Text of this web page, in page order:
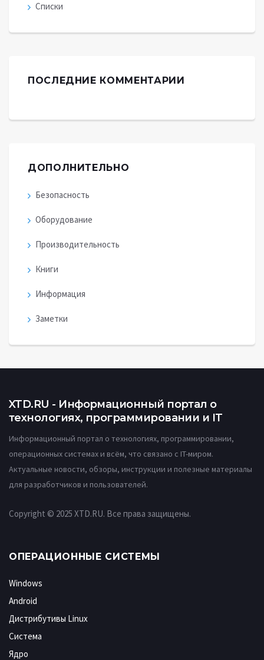
Списки
ПОСЛЕДНИЕ КОММЕНТАРИИ
ДОПОЛНИТЕЛЬНО
Безопасность
Оборудование
Производительность
Книги
Информация
Заметки
XTD.RU - Информационный портал о
технологиях, программировании и IT
Информационный портал о технологиях, программировании,
операционных системах и всём, что связано с IT-миром.
Актуальные новости, обзоры, инструкции и полезные материалы
для разработчиков и пользователей.
Copyright © 2025 XTD.RU. Все права защищены.
ОПЕРАЦИОННЫЕ СИСТЕМЫ
Windows
Android
Дистрибутивы Linux
Система
Ядро